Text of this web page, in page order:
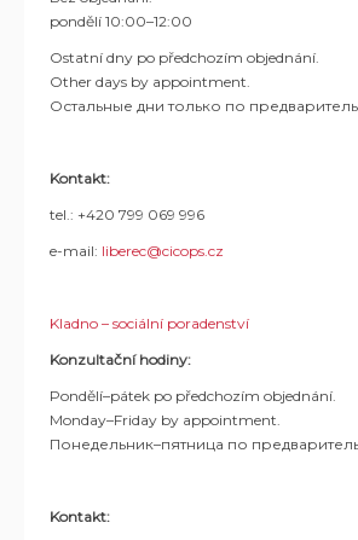
pondělí 10:00–12:00
Ostatní dny po předchozím objednání.
Other days by appointment.
Остальные дни только по
Kontakt:
tel.: +420 799 069 996
e-mail: liberec@cicops.cz
Kladno – sociální poradenství
Konzultační hodiny:
Pondělí–pátek po předchozím objednání.
Monday–Friday by appointment.
Понедельник–пятница по
Kontakt: